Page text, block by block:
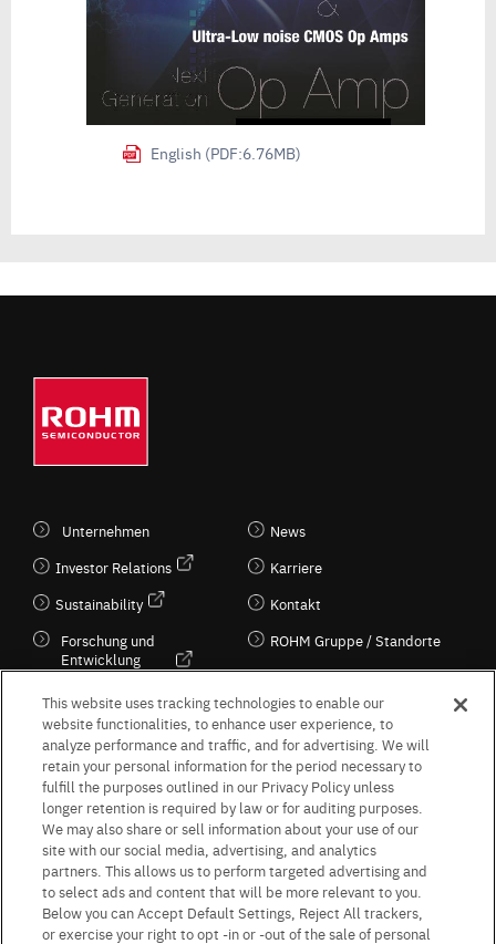
English (PDF:6.76MB)
Unternehmen
Investor Relations
Sustainability
Forschung und
Entwicklung
Kultur / Wirtschaft
News
Karriere
Kontakt
ROHM Gruppe / Standorte
Follow Us
Terms & Conditions Purpose of use Privacy Policy
Site Map
AGB (Deutsche Version)
AGB (Englische Version)
This website uses tracking technologies to enable our
website functionalities, to enhance user experience, to
analyze performance and traffic, and for advertising. We will
retain your personal information for the period necessary to
fulfill the purposes outlined in our Privacy Policy unless
longer retention is required by law or for auditing purposes.
We may also share or sell information about your use of our
site with our social media, advertising, and analytics
partners. This allows us to perform targeted advertising and
to select ads and content that will be more relevant to you.
Below you can Accept Default Settings, Reject All trackers,
or exercise your right to opt -in or -out of the sale of personal